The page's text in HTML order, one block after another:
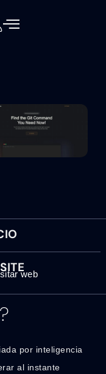
web
?
por inteligencia
al instante